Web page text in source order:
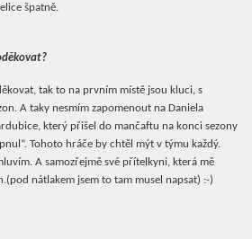
špatně.
tak to na prvním místě jsou kluci, s
A taky nesmím zapomenout na Daniela
který přišel do mančaftu na konci sezony
Tohoto hráče by chtěl mýt v týmu každý.
A samozřejmě své přítelkyni, která mě
nátlakem jsem to tam musel napsat) :-)